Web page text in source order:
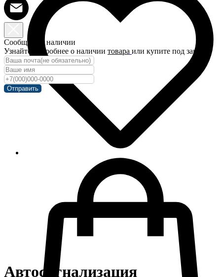
Сообщить о наличии
Узнайте подробнее о наличии товара или купите под заказ!
Отправить
Автосигнализация